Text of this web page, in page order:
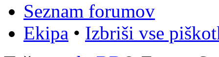
Seznam forumov
Ekipa • Izbriši vse